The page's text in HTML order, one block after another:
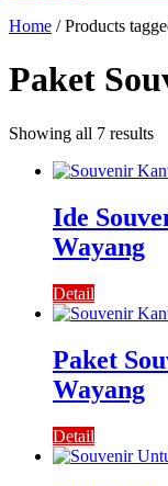
Home / Products
Paket
Showing all 7 results
Ide
Wayang
Detail
Paket
Wayang
Detail